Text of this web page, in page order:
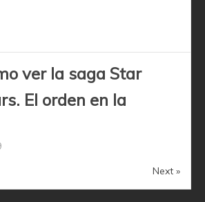
ver la saga Star
El orden en la
Next »